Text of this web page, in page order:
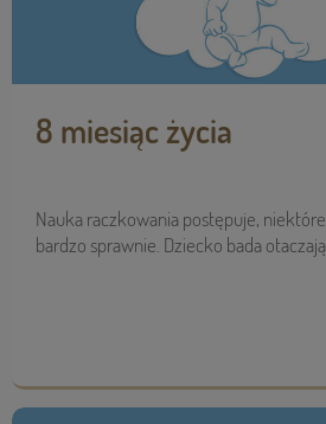
8 miesiąc życia
Nauka raczkowania postępuje,
bardzo sprawnie. Dziecko bada